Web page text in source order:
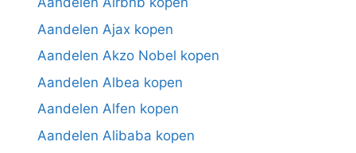
Aandelen Ajax kopen
Aandelen Akzo Nobel kopen
Aandelen Albea kopen
Aandelen Alfen kopen
Aandelen Alibaba kopen